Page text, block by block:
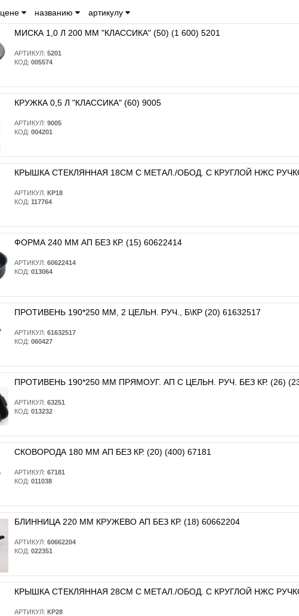
цене названию артикулу
МИСКА 1,0 Л 200 ММ "КЛАССИКА" (50) (1 600) 5201
АРТИКУЛ: 5201
КОД: 005574
КРУЖКА 0,5 Л "КЛАССИКА" (60) 9005
АРТИКУЛ: 9005
КОД: 004201
КРЫШКА СТЕКЛЯННАЯ 18СМ С МЕТАЛ./ОБОД. С КРУГЛОЙ НЖС
АРТИКУЛ: КР18
КОД: 117764
ФОРМА 240 ММ АП БЕЗ КР. (15) 60622414
АРТИКУЛ: 60622414
КОД: 013064
ПРОТИВЕНЬ 190*250 ММ, 2 ЦЕЛЬН. РУЧ., Б\КР (20) 61632517
АРТИКУЛ: 61632517
КОД: 060427
ПРОТИВЕНЬ 190*250 ММ ПРЯМОУГ. АП С ЦЕЛЬН. РУЧ. БЕЗ КР. (26)
АРТИКУЛ: 63251
КОД: 013232
СКОВОРОДА 180 ММ АП БЕЗ КР. (20) (400) 67181
АРТИКУЛ: 67181
КОД: 011038
БЛИННИЦА 220 ММ КРУЖЕВО АП БЕЗ КР. (18) 60662204
АРТИКУЛ: 60662204
КОД: 022351
КРЫШКА СТЕКЛЯННАЯ 28СМ С МЕТАЛ./ОБОД. С КРУГЛОЙ НЖС
АРТИКУЛ: КР28